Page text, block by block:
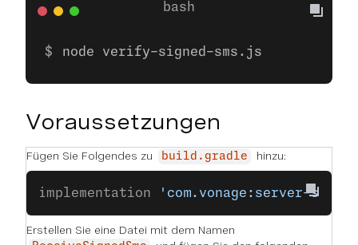
node verify-signed-sms.js
Voraussetzungen
Fügen Sie Folgendes zu build.gradle hinzu:
implementation 'com.vonage:server-
Erstellen Sie eine Datei mit dem Namen